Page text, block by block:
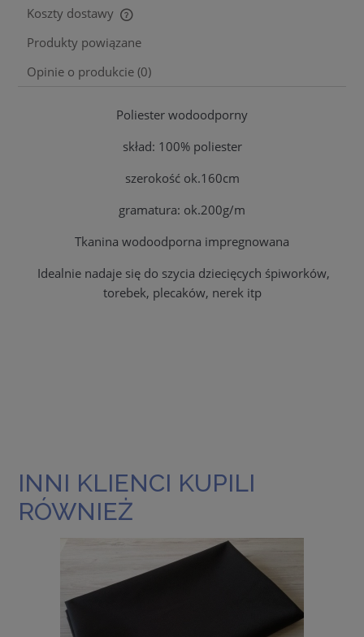
Koszty dostawy
Cena nie zawiera ewentualnych kosztów płatności
Produkty powiązane
Opinie o produkcie (0)
Poliester wodoodporny
skład: 100% poliester
szerokość ok.160cm
gramatura: ok.200g/m
Tkanina wodoodporna impregnowana
Idealnie nadaje się do szycia dziecięcych śpiworków,
torebek, plecaków, nerek itp
INNI KLIENCI KUPILI
RÓWNIEŻ